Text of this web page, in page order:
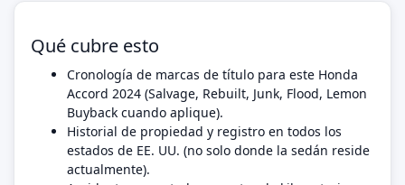
Qué cubre esto
Cronología de marcas de título para este Honda
Accord 2024 (Salvage, Rebuilt, Junk, Flood, Lemon
Buyback cuando aplique).
Historial de propiedad y registro en todos los
estados de EE. UU. (no solo donde la sedán reside
actualmente).